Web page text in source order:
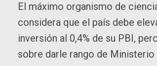
El máximo organismo de
considera que el país debe
inversión al 0,4% de su PBI,
sobre darle rango de Ministerio